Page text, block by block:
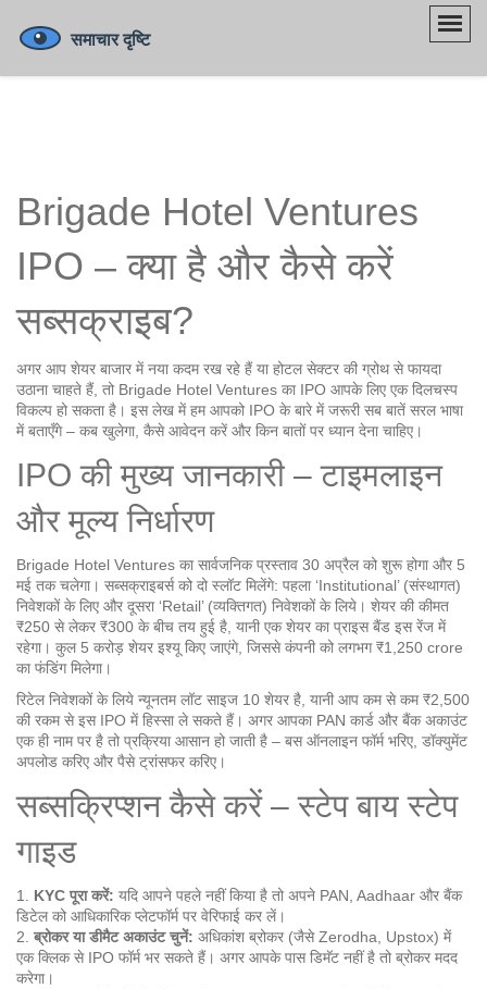
Brigade Hotel Ventures
IPO – क्या है और कैसे करें
सब्सक्राइब?
अगर आप शेयर बाजार में नया कदम रख रहे हैं या होटल सेक्टर की ग्रोथ से फायदा
उठाना चाहते हैं, तो Brigade Hotel Ventures का IPO आपके लिए एक दिलचस्प
विकल्प हो सकता है। इस लेख में हम आपको IPO के बारे में जरूरी सब बातें सरल भाषा
में बताएँगे – कब खुलेगा, कैसे आवेदन करें और किन बातों पर ध्यान देना चाहिए।
IPO की मुख्य जानकारी – टाइमलाइन
और मूल्य निर्धारण
Brigade Hotel Ventures का सार्वजनिक प्रस्ताव 30 अप्रैल को शुरू होगा और 5
मई तक चलेगा। सब्सक्राइबर्स को दो स्लॉट मिलेंगे: पहला ‘Institutional’ (संस्थागत)
निवेशकों के लिए और दूसरा ‘Retail’ (व्यक्तिगत) निवेशकों के लिये। शेयर की कीमत
₹250 से लेकर ₹300 के बीच तय हुई है, यानी एक शेयर का प्राइस बैंड इस रेंज में
रहेगा। कुल 5 करोड़ शेयर इश्यू किए जाएंगे, जिससे कंपनी को लगभग ₹1,250 crore
का फंडिंग मिलेगा।
रिटेल निवेशकों के लिये न्यूनतम लॉट साइज 10 शेयर है, यानी आप कम से कम ₹2,500
की रकम से इस IPO में हिस्सा ले सकते हैं। अगर आपका PAN कार्ड और बैंक अकाउंट
एक ही नाम पर है तो प्रक्रिया आसान हो जाती है – बस ऑनलाइन फॉर्म भरिए, डॉक्युमेंट
अपलोड करिए और पैसे ट्रांसफर करिए।
सब्सक्रिप्शन कैसे करें – स्टेप बाय स्टेप
गाइड
1. KYC पूरा करें: यदि आपने पहले नहीं किया है तो अपने PAN, Aadhaar और बैंक
डिटेल को आधिकारिक प्लेटफॉर्म पर वेरिफाई कर लें।
2. ब्रोकर या डीमैट अकाउंट चुनें: अधिकांश ब्रोकर (जैसे Zerodha, Upstox) में
एक क्लिक से IPO फॉर्म भर सकते हैं। अगर आपके पास डिमॅट नहीं है तो ब्रोकर मदद
करेगा।